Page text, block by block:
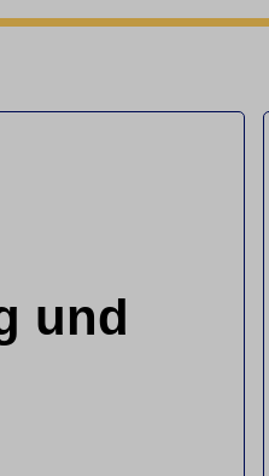
und